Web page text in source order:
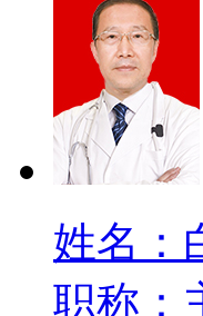
姓名：
职称：